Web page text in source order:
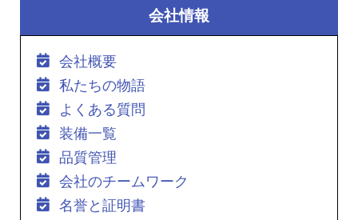
会社情報
会社概要
私たちの物語
よくある質問
装備一覧
品質管理
会社のチームワーク
名誉と証明書